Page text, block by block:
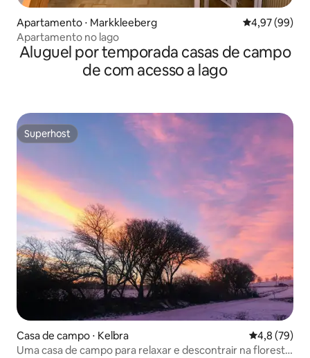
Apartamento ⋅ Markkleeberg 4,97 de uma
4,97 (99)
Apartamento no lago
Aluguel por temporada casas de campo
de com acesso a lago
Superhost
Superhost
Casa de campo ⋅ Kelbra 4,8 de uma
4,8 (79)
Uma casa de campo para relaxar e descontrair na floresta